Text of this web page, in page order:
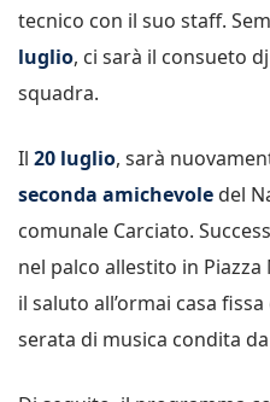
tecnico con il suo staff.
luglio, ci sarà il consueto
squadra.
Il 20 luglio, sarà
seconda amichevole del
comunale Carciato.
nel palco allestito in
il saluto all’ormai casa
serata di musica condita